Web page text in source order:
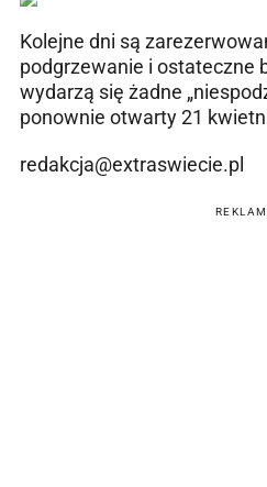
Kolejne dni są
podgrzewanie i ostateczne
wydarzą się żadne
ponownie otwarty 21
redakcja@extraswiecie.pl